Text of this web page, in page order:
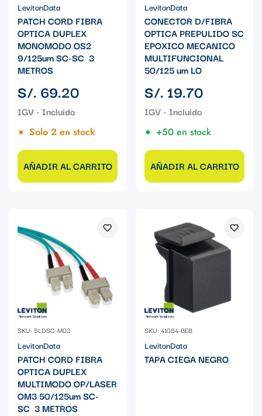
LevitonData
PATCH CORD FIBRA
OPTICA DUPLEX
MONOMODO OS2
9/125um SC-SC 3
METROS
Precio
regular
S/. 69.20
Solo 2 en stock
AÑADIR AL CARRITO
LevitonData
CONECTOR D/FIBRA
OPTICA PREPULIDO SC
EPOXICO MECANICO
MULTIFUNCIONAL
50/125 um LO
Precio
regular
S/. 19.70
+50 en stock
AÑADIR AL CARRITO
SKU: 5LDSC-M03
LevitonData
PATCH CORD FIBRA
OPTICA DUPLEX
MULTIMODO OP/LASER
OM3 50/125um SC-
SC 3 METROS
SKU: 41084-BEB
LevitonData
TAPA CIEGA NEGRO